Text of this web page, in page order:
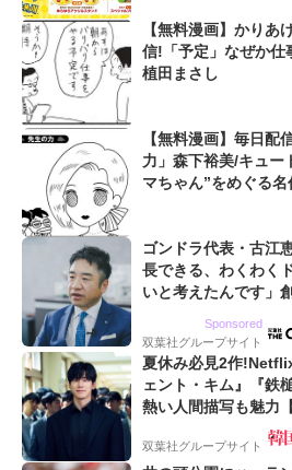
【無料漫画】かりあ
信!「予定」なぜか仕
植田まさし
【無料漫画】毎日配
力」森下裕美/キュー
マちゃん”をめぐる
ゴンドラ代表・古江
長できる、わくわく
いと考えたんです」
Sponsored
双葉社グループサイト
夏休み必見2作
ェント・キム』『鉄
熱い人間描写も魅力
双葉社グループサイト